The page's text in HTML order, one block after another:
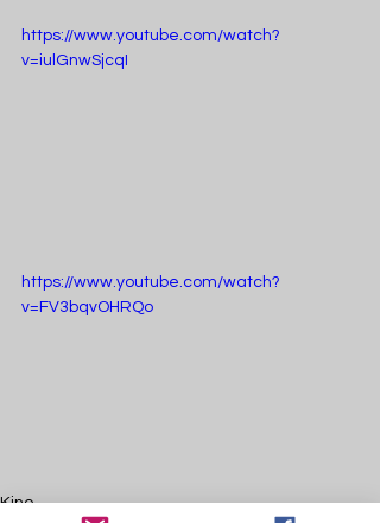
https://www.youtube.com/watch?
v=iulGnwSjcqI
https://www.youtube.com/watch?
v=FV3bqvOHRQo
Kino